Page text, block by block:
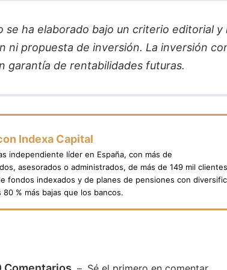
se ha elaborado bajo un criterio editorial y
ni propuesta de inversión. La inversión
garantía de rentabilidades futuras.
Indexa Capital
independiente líder en España, con más de
asesorados o administrados, de más de 149 mil
fondos indexados y de planes de pensiones con
% más bajas que los bancos.